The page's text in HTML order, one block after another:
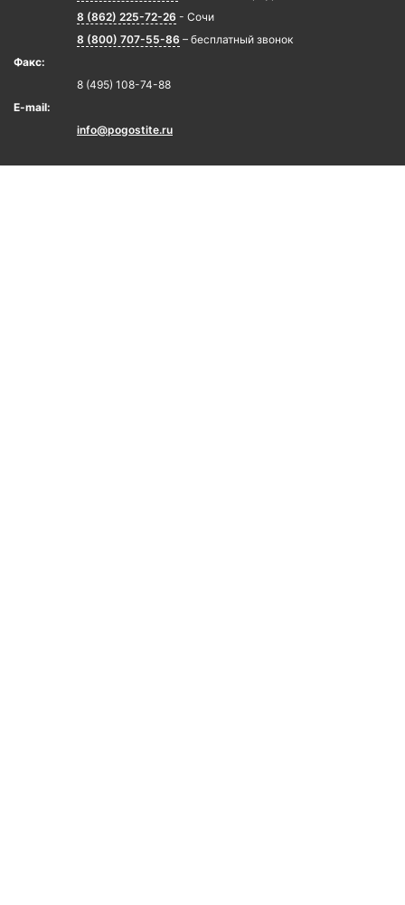
8 (862) 225-72-26 - Сочи
8 (800) 707-55-86 – бесплатный звонок
Факс:
8 (495) 108-74-88
E-mail:
info@pogostite.ru